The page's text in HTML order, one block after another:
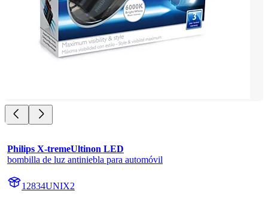
Philips X-tremeUltinon LED
bombilla de luz antiniebla para automóvil
12834UNIX2